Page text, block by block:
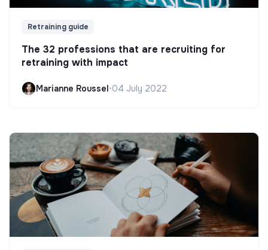
Retraining guide
The 32 professions that are recruiting for
retraining with impact
Marianne Roussel•04 July 2022